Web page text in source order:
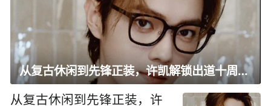
从复古休闲到先锋正装，许凯解锁出道十周年大片
从复古休闲到先锋正装，许